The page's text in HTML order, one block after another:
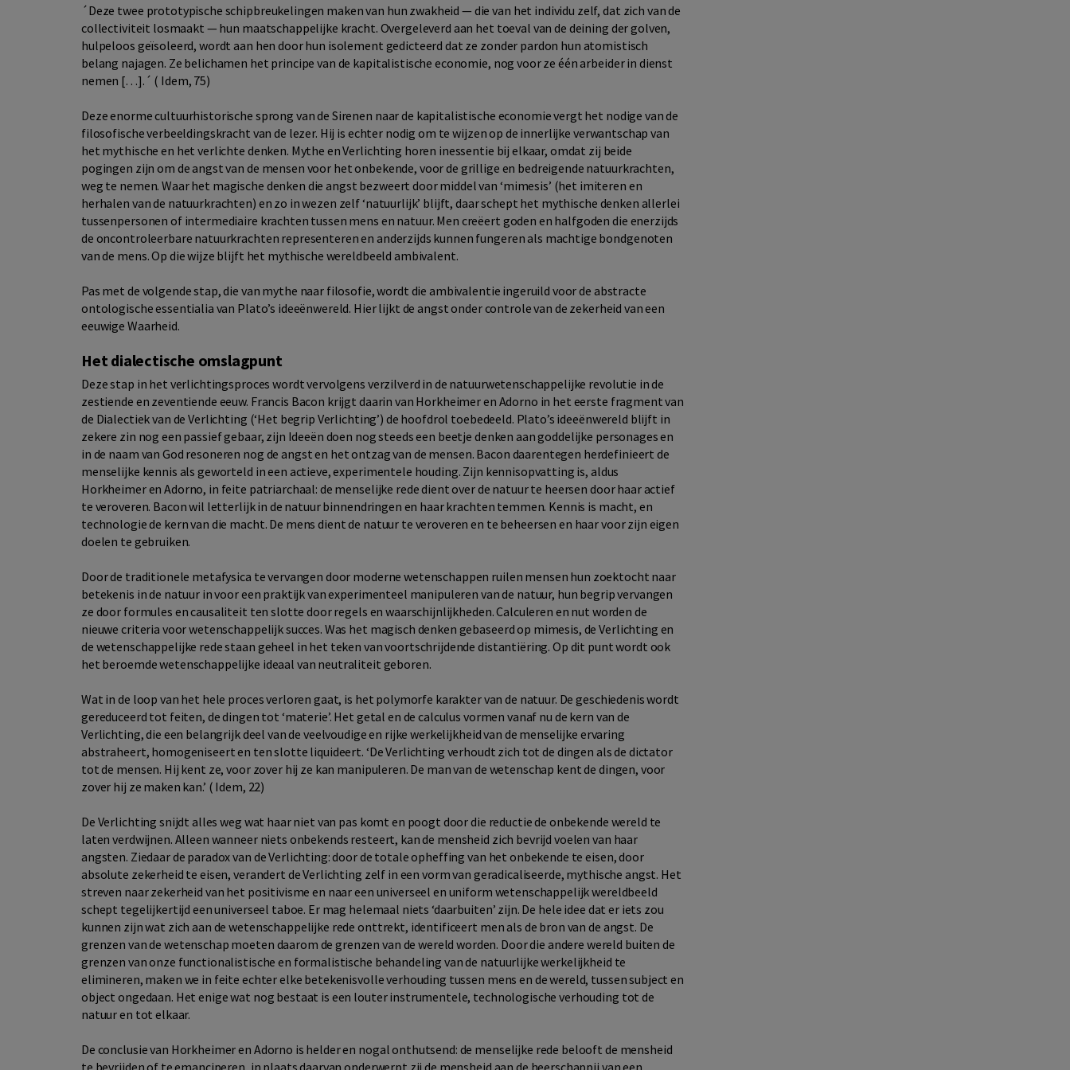
´Deze twee prototypische schipbreukelingen maken van hun zwakheid — die van het individu zelf, dat zich van de
collectiviteit losmaakt — hun maatschappelijke kracht. Overgeleverd aan het toeval van de deining der golven,
hulpeloos geïsoleerd, wordt aan hen door hun isolement gedicteerd dat ze zonder pardon hun atomistisch
belang najagen. Ze belichamen het principe van de kapitalistische economie, nog voor ze één arbeider in dienst
nemen […].´ ( Idem, 75)
Deze enorme cultuurhistorische sprong van de Sirenen naar de kapitalistische economie vergt het nodige van de
filosofische verbeeldingskracht van de lezer. Hij is echter nodig om te wijzen op de innerlijke verwantschap van
het mythische en het verlichte denken. Mythe en Verlichting horen inessentie bij elkaar, omdat zij beide
pogingen zijn om de angst van de mensen voor het onbekende, voor de grillige en bedreigende natuurkrachten,
weg te nemen. Waar het magische denken die angst bezweert door middel van ‘mimesis’ (het imiteren en
herhalen van de natuurkrachten) en zo in wezen zelf ‘natuurlijk’ blijft, daar schept het mythische denken allerlei
tussenpersonen of intermediaire krachten tussen mens en natuur. Men creëert goden en halfgoden die enerzijds
de oncontroleerbare natuurkrachten representeren en anderzijds kunnen fungeren als machtige bondgenoten
van de mens. Op die wijze blijft het mythische wereldbeeld ambivalent.
Pas met de volgende stap, die van mythe naar filosofie, wordt die ambivalentie ingeruild voor de abstracte
ontologische essentialia van Plato’s ideeënwereld. Hier lijkt de angst onder controle van de zekerheid van een
eeuwige Waarheid.
Het dialectische omslagpunt
Deze stap in het verlichtingsproces wordt vervolgens verzilverd in de natuurwetenschappelijke revolutie in de
zestiende en zeventiende eeuw. Francis Bacon krijgt daarin van Horkheimer en Adorno in het eerste fragment van
de Dialectiek van de Verlichting (‘Het begrip Verlichting’) de hoofdrol toebedeeld. Plato’s ideeënwereld blijft in
zekere zin nog een passief gebaar, zijn Ideeën doen nog steeds een beetje denken aan goddelijke personages en
in de naam van God resoneren nog de angst en het ontzag van de mensen. Bacon daarentegen herdefinieert de
menselijke kennis als geworteld in een actieve, experimentele houding. Zijn kennisopvatting is, aldus
Horkheimer en Adorno, in feite patriarchaal: de menselijke rede dient over de natuur te heersen door haar actief
te veroveren. Bacon wil letterlijk in de natuur binnendringen en haar krachten temmen. Kennis is macht, en
technologie de kern van die macht. De mens dient de natuur te veroveren en te beheersen en haar voor zijn eigen
doelen te gebruiken.
Door de traditionele metafysica te vervangen door moderne wetenschappen ruilen mensen hun zoektocht naar
betekenis in de natuur in voor een praktijk van experimenteel manipuleren van de natuur, hun begrip vervangen
ze door formules en causaliteit ten slotte door regels en waarschijnlijkheden. Calculeren en nut worden de
nieuwe criteria voor wetenschappelijk succes. Was het magisch denken gebaseerd op mimesis, de Verlichting en
de wetenschappelijke rede staan geheel in het teken van voortschrijdende distantiëring. Op dit punt wordt ook
het beroemde wetenschappelijke ideaal van neutraliteit geboren.
Wat in de loop van het hele proces verloren gaat, is het polymorfe karakter van de natuur. De geschiedenis wordt
gereduceerd tot feiten, de dingen tot ‘materie’. Het getal en de calculus vormen vanaf nu de kern van de
Verlichting, die een belangrijk deel van de veelvoudige en rijke werkelijkheid van de menselijke ervaring
abstraheert, homogeniseert en ten slotte liquideert. ‘De Verlichting verhoudt zich tot de dingen als de dictator
tot de mensen. Hij kent ze, voor zover hij ze kan manipuleren. De man van de wetenschap kent de dingen, voor
zover hij ze maken kan.’ ( Idem, 22)
De Verlichting snijdt alles weg wat haar niet van pas komt en poogt door die reductie de onbekende wereld te
laten verdwijnen. Alleen wanneer niets onbekends resteert, kan de mensheid zich bevrijd voelen van haar
angsten. Ziedaar de paradox van de Verlichting: door de totale opheffing van het onbekende te eisen, door
absolute zekerheid te eisen, verandert de Verlichting zelf in een vorm van geradicaliseerde, mythische angst. Het
streven naar zekerheid van het positivisme en naar een universeel en uniform wetenschappelijk wereldbeeld
schept tegelijkertijd een universeel taboe. Er mag helemaal niets ‘daarbuiten’ zijn. De hele idee dat er iets zou
kunnen zijn wat zich aan de wetenschappelijke rede onttrekt, identificeert men als de bron van de angst. De
grenzen van de wetenschap moeten daarom de grenzen van de wereld worden. Door die andere wereld buiten de
grenzen van onze functionalistische en formalistische behandeling van de natuurlijke werkelijkheid te
elimineren, maken we in feite echter elke betekenisvolle verhouding tussen mens en de wereld, tussen subject en
object ongedaan. Het enige wat nog bestaat is een louter instrumentele, technologische verhouding tot de
natuur en tot elkaar.
De conclusie van Horkheimer en Adorno is helder en nogal onthutsend: de menselijke rede belooft de mensheid